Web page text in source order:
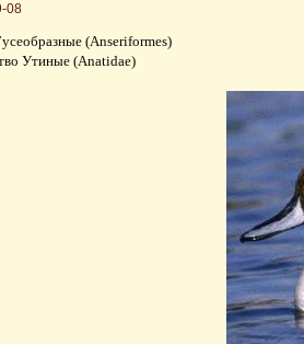
08
(Anseriformes)
Утиные (Anatidae)